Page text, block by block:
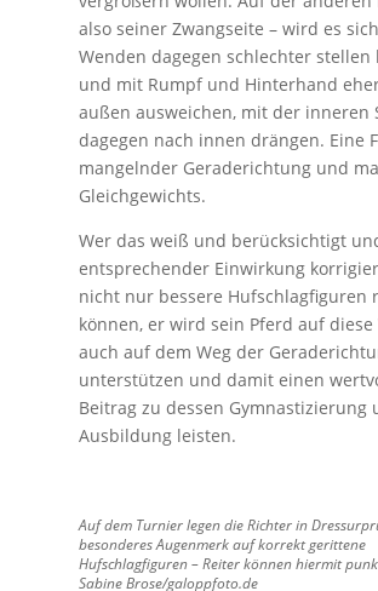
also seiner Zwangseite – wird es
Wenden dagegen schlechter stellen
und mit Rumpf und Hinterhand
außen ausweichen, mit der inneren
dagegen nach innen drängen. Eine
mangelnder Geraderichtung und
Gleichgewichts.
Wer das weiß und berücksichtigt
entsprechender Einwirkung
nicht nur bessere Hufschlagfiguren
können, er wird sein Pferd auf diese
auch auf dem Weg der
unterstützen und damit einen
Beitrag zu dessen Gymnastizierung
Ausbildung leisten.
Auf dem Turnier legen die Richter in
besonderes Augenmerk auf korrekt gerittene
Hufschlagfiguren – Reiter können hiermit
Sabine Brose/galoppfoto.de